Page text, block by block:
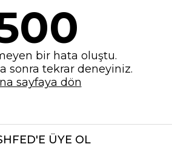
bir hata oluştu.
sonra tekrar deneyiniz.
sayfaya dön
ÜYE OL